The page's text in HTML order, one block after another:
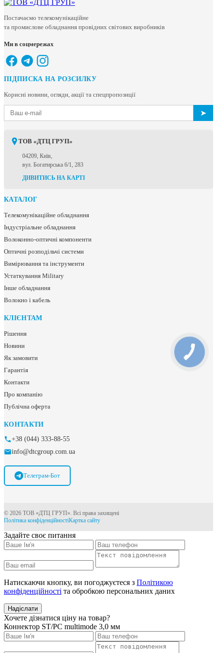
Постачаємо телекомунікаційне
та промислове обладнання провідних світових виробників
Ми в соцмережах
ПІДПИСКА НА РОЗСИЛКУ
Корисні новини, огляди, акції та спецпропозиції
➤
ТОВ «ДТЦ ГРУП»
04209, Київ,
вул. Богатирська 6/1, 283
ДИВИТИСЬ НА КАРТІ
КАТАЛОГ
Телекомунікаційне обладнання
Індустріальне обладнання
Волоконно-оптичні компоненти
Оптичні розподільчі системи
Вимірювання та інструменти
Устаткування Military
Інше обладнання
Волокно і кабель
КЛІЄНТАМ
Рішення
Новини
Як замовити
Гарантія
Контакти
Про компанію
Публічна оферта
КОНТАКТИ
+38 (044) 333-88-55
info@dtcgroup.com.ua
Телеграм-Бот
© 2026 ТОВ «ДТЦ ГРУП». Всі права захищені
Політика конфіденційностіКартка сайту
Задайте своє питання
Натискаючи кнопку, ви погоджуєтеся з Політикою
конфіденційності та обробкою персональних даних
Надіслати
Хочете дізнатися ціну на товар?
Коннектор ST/PC multimode 3,0 мм